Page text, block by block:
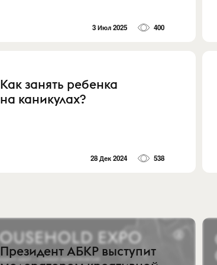
3 Июл 2025 400
Как занять ребенка
на каникулах?
28 Дек 2024 538
Президент АБКР выступит